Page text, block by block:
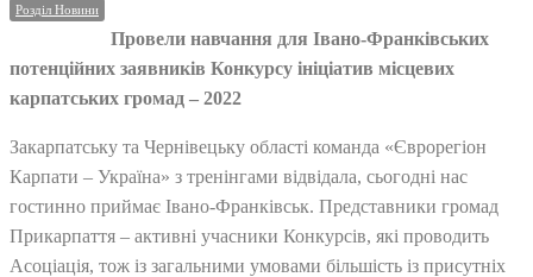
Розділ Новини
Провели навчання для Івано-Франківських
потенційних заявників Конкурсу ініціатив місцевих
карпатських громад – 2022
Закарпатську та Чернівецьку області команда «Єврорегіон
Карпати – Україна» з тренінгами відвідала, сьогодні нас
гостинно приймає Івано-Франківськ. Представники громад
Прикарпаття – активні учасники Конкурсів, які проводить
Асоціація, тож із загальними умовами більшість із присутніх